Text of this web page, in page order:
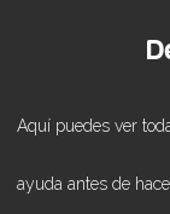
Aquí puedes ver
ayuda antes de